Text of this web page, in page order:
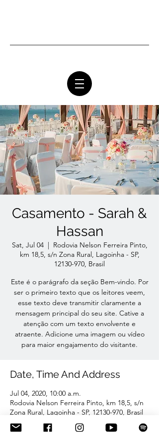
Casamento - Sarah &
Hassan
Sat, Jul 04
  |
Rodovia Nelson Ferreira Pinto,
km 18,5, s/n Zona Rural, Lagoinha - SP,
12130-970, Brasil
Este é o parágrafo da seção Bem-vindo. Por
ser o primeiro texto que os leitores veem,
esse texto deve transmitir claramente a
mensagem principal do seu site. Cative a
atenção com um texto envolvente e
atraente. Adicione uma imagem ou vídeo
para maior engajamento do visitante.
Date, Time And Address
Jul 04, 2020, 10:00 a.m.
Rodovia Nelson Ferreira Pinto, km 18,5, s/n
Zona Rural, Lagoinha - SP, 12130-970, Brasil